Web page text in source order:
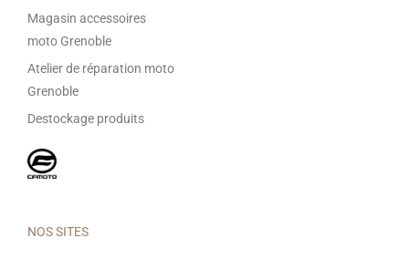
Magasin accessoires
moto Grenoble
Atelier de réparation moto
Grenoble
Destockage produits
NOS SITES